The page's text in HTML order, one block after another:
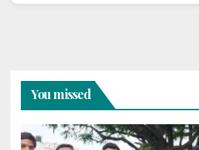
You missed